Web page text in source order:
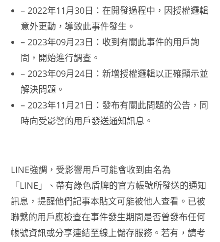
– 2022年11月30日：在開發過程中，因授權邏輯
意外更動，導致此事件發生。
– 2023年09月23日：收到有關此事件的用戶詢
問，開始進行調查。
– 2023年09月24日：新增授權邏輯以正確顯示並
解決問題。
– 2023年11月21日：發布有關此問題的公告，同
時向受影響的用戶發送通知訊息。
LINE強調，受影響用戶可能會收到由名為
「LINE」、帶有綠色盾牌的官方帳號所發送的通知
訊息，提醒他們記事本貼文可能被他人查看。已被
聯繫的用戶應檢查在事件發生期間是否曾發布任何
帳號資訊或分享連結至線上儲存服務。若有，請考